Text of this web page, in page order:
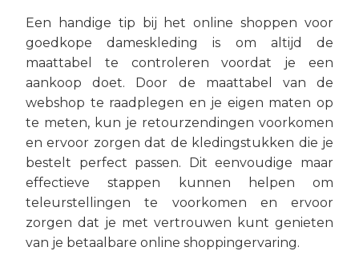
Een handige tip bij het online shoppen voor
goedkope dameskleding is om altijd de
maattabel te controleren voordat je een
aankoop doet. Door de maattabel van de
webshop te raadplegen en je eigen maten op
te meten, kun je retourzendingen voorkomen
en ervoor zorgen dat de kledingstukken die je
bestelt perfect passen. Dit eenvoudige maar
effectieve stappen kunnen helpen om
teleurstellingen te voorkomen en ervoor
zorgen dat je met vertrouwen kunt genieten
van je betaalbare online shoppingervaring.